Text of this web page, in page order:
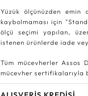
Yüzük ölçünüzden emin
kaybolmaması için
ölçü seçimi yapılan,
istenen ürünlerde iade
Tüm mücevherler Assos
mücevher